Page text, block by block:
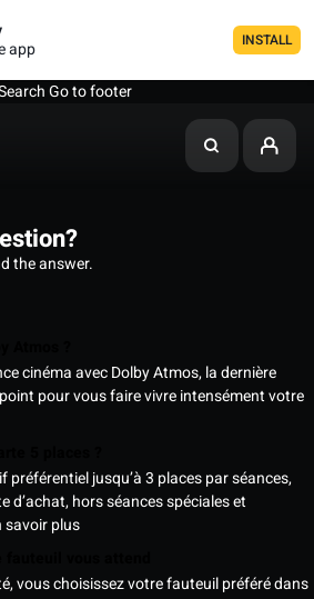
app
INSTALL
Go to footer
the answer.
cinéma avec Dolby Atmos, la dernière
pour vous faire vivre intensément votre
jusqu’à 3 places par séances,
d’achat, hors séances spéciales et
savoir plus
vous choisissez votre fauteuil préféré dans